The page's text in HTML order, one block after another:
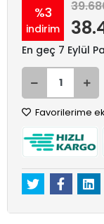
%3
indirim
En geç 7 Eylül
Favorilerime